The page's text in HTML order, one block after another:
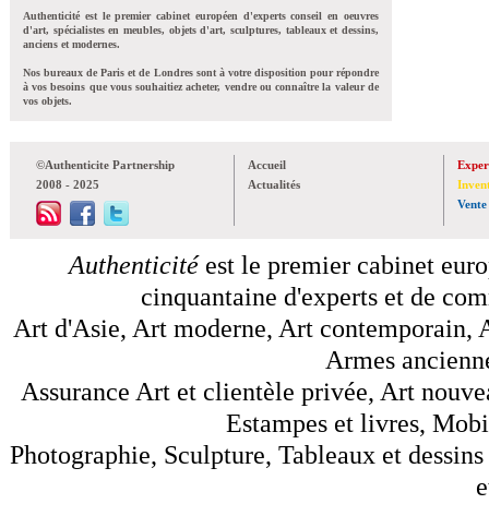
Authenticité est le premier cabinet européen d'experts conseil en oeuvres
d'art, spécialistes en meubles, objets d'art, sculptures, tableaux et dessins,
anciens et modernes.
Nos bureaux de Paris et de Londres sont à votre disposition pour répondre
à vos besoins que vous souhaitiez acheter, vendre ou connaître la valeur de
vos objets.
©Authenticite Partnership
2008 - 2025
Accueil
Actualités
Vente
Authenticitéest le premier cabinet
cinquantaine d'experts et de
Art d'Asie, Art moderne, Art contemporain,
Armes
Assurance Art et clientèle privée, Art
Estampes et livres,
Photographie, Sculpture, Tableaux et